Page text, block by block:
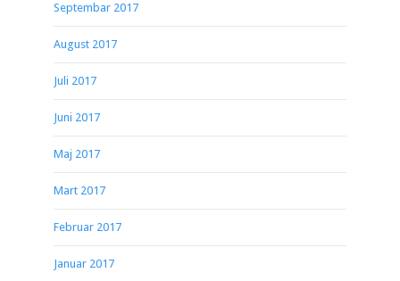
Septembar 2017
August 2017
Juli 2017
Juni 2017
Maj 2017
Mart 2017
Februar 2017
Januar 2017